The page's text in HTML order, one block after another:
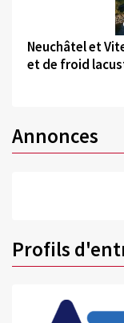
Neuchâtel et
et de froid
Annonces
Profils